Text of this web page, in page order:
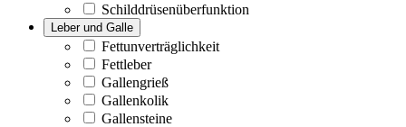
Schilddrüsenüberfunktion
Leber und Galle
Fettunverträglichkeit
Fettleber
Gallengrieß
Gallenkolik
Gallensteine